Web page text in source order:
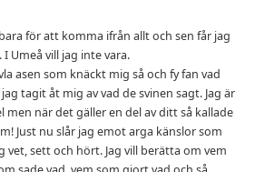
för att komma ifrån allt och sen får jag
Umeå vill jag inte vara.
asen som knäckt mig så och fy fan vad
tagit åt mig av vad de svinen sagt. Jag är
men när det gäller en del av ditt så kallade
Just nu slår jag emot arga känslor som
vet, sett och hört. Jag vill berätta om vem